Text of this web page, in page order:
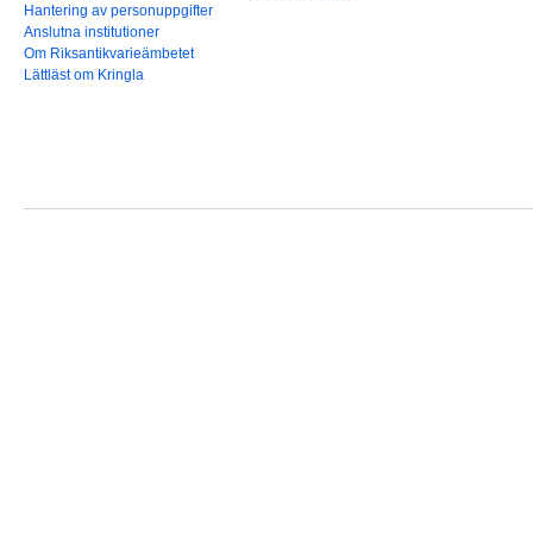
Hantering av personuppgifter
Anslutna institutioner
Om Riksantikvarieämbetet
Lättläst om Kringla